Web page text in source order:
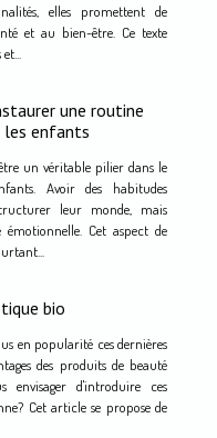
elles promettent de
et au bien-être. Ce texte
une routine
les enfants
un véritable pilier dans le
Avoir des habitudes
leur monde, mais
Cet aspect de
bio
en popularité ces dernières
des produits de beauté
envisager d'introduire ces
Cet article se propose de